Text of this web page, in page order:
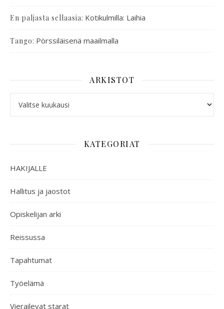
En paljasta sellaasia: Kotikulmilla: Laihia
Tango: Pörssiläisenä maailmalla
ARKISTOT
KATEGORIAT
HAKIJALLE
Hallitus ja jaostot
Opiskelijan arki
Reissussa
Tapahtumat
Työelämä
Vierailevat starat